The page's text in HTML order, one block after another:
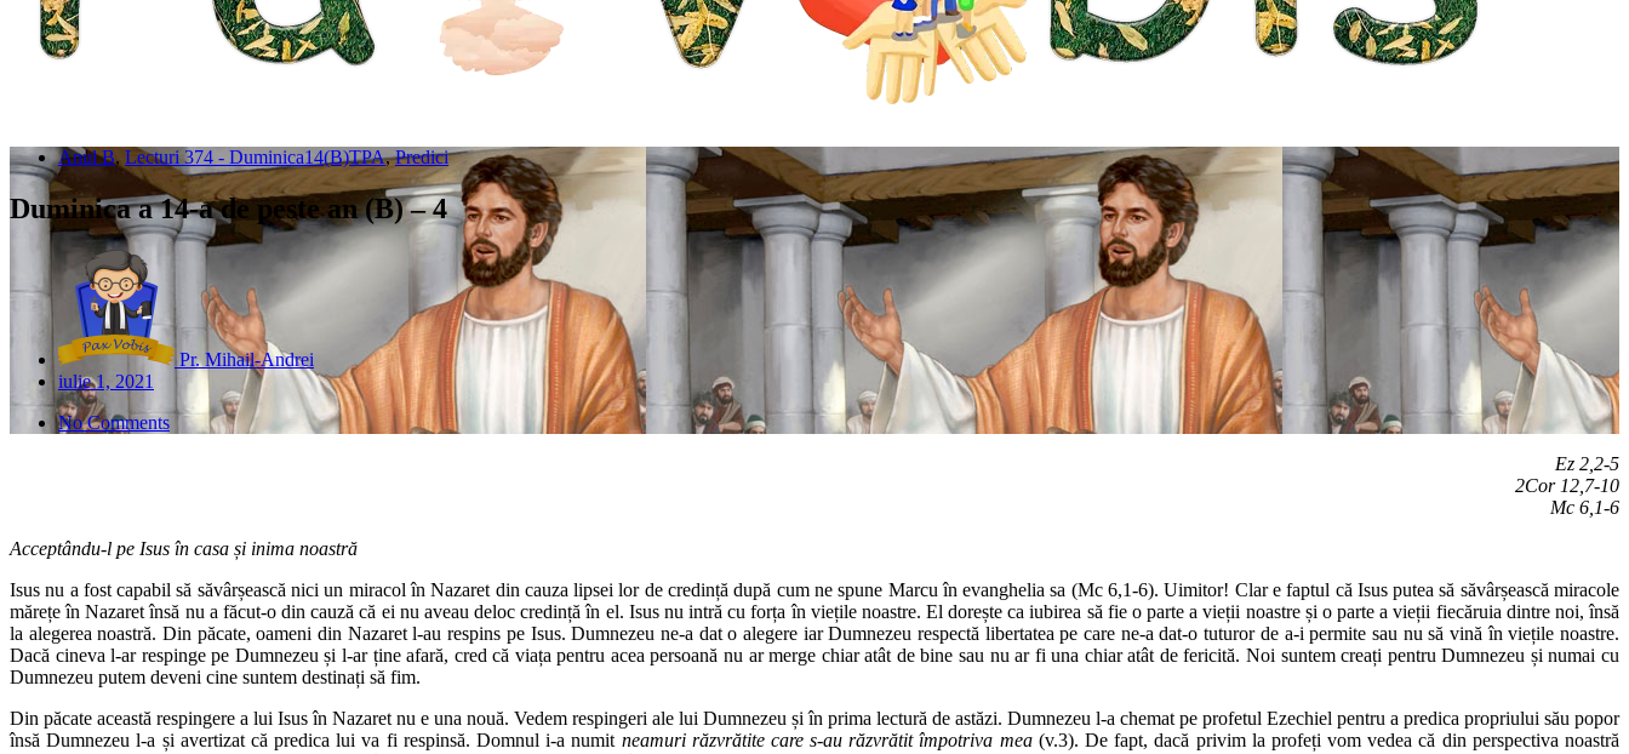
Anul B, Lecturi 374 - Duminica14(B)TPA,Predici
Duminica a 14-a de peste an (B) – 4
Pr. Mihail-Andrei
iulie 1, 2021
No Comments
Ez 2,2-5
2Cor 12,7-10
Mc 6,1-6
Acceptându-l pe Isus în casa și inima noastră
Isus nu a fost capabil să săvârșească nici un miracol în Nazaret din cauza lipsei lor de credință după cum ne spune Marcu în evanghelia sa (Mc 6,1-6). Uimitor! Clar e faptul că Isus putea să săvârșească miracole
mărețe în Nazaret însă nu a făcut-o din cauză că ei nu aveau deloc credință în el. Isus nu intră cu forța în viețile noastre. El dorește ca iubirea să fie o parte a vieții noastre și o parte a vieții fiecăruia dintre noi, însă
la alegerea noastră. Din păcate, oameni din Nazaret l-au respins pe Isus. Dumnezeu ne-a dat o alegere iar Dumnezeu respectă libertatea pe care ne-a dat-o tuturor de a-i permite sau nu să vină în viețile noastre.
Dacă cineva l-ar respinge pe Dumnezeu și l-ar ține afară, cred că viața pentru acea persoană nu ar merge chiar atât de bine sau nu ar fi una chiar atât de fericită. Noi suntem creați pentru Dumnezeu și numai cu
Dumnezeu putem deveni cine suntem destinați să fim.
Din păcate această respingere a lui Isus în Nazaret nu e una nouă. Vedem respingeri ale lui Dumnezeu și în prima lectură de astăzi. Dumnezeu l-a chemat pe profetul Ezechiel pentru a predica propriului său popor
însă Dumnezeu l-a și avertizat că predica lui va fi respinsă. Domnul i-a numit neamuri răzvrătite care s-au răzvrătit împotriva mea(v.3). De fapt, dacă privim la profeți vom vedea că din perspectiva noastră